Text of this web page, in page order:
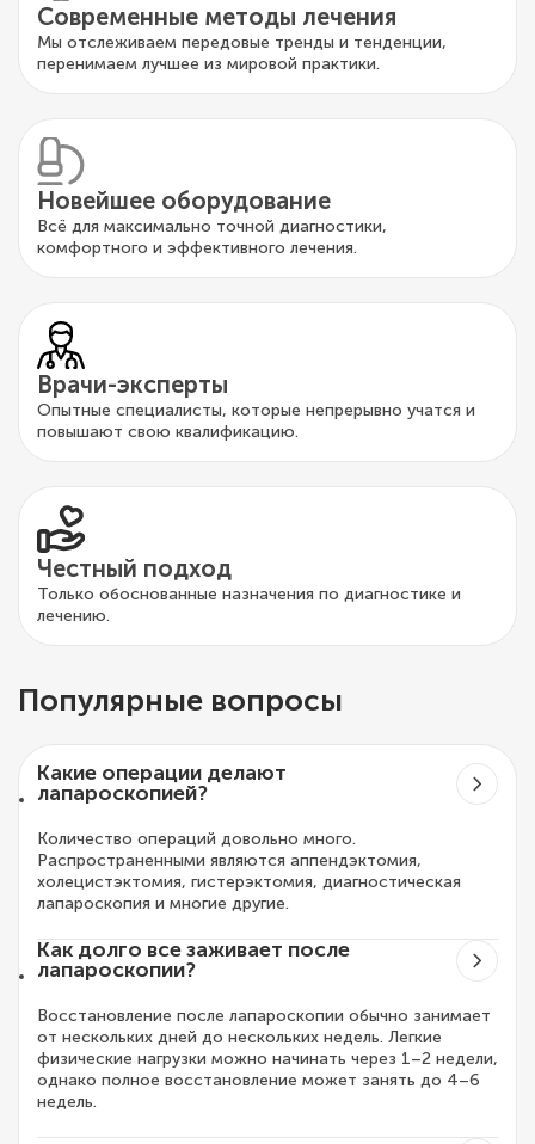
Современные методы лечения
Мы отслеживаем передовые тренды и тенденции,
перенимаем лучшее из мировой практики.
Новейшее оборудование
Всё для максимально точной диагностики,
комфортного и эффективного лечения.
Врачи-эксперты
Опытные специалисты, которые непрерывно учатся и
повышают свою квалификацию.
Честный подход
Только обоснованные назначения по диагностике и
лечению.
Популярные вопросы
Какие операции делают
лапароскопией?
Количество операций довольно много.
Распространенными являются аппендэктомия,
холецистэктомия, гистерэктомия, диагностическая
лапароскопия и многие другие.
Как долго все заживает после
лапароскопии?
Восстановление после лапароскопии обычно занимает
от нескольких дней до нескольких недель. Легкие
физические нагрузки можно начинать через 1–2 недели,
однако полное восстановление может занять до 4–6
недель.